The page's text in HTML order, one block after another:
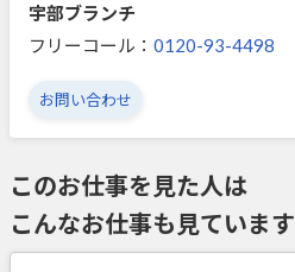
宇部ブランチ
フリーコール： 0120-93-4498
お問い合わせ
このお仕事を見た人は
こんなお仕事も見ています